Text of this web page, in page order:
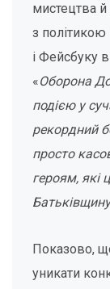
мистецтва й
з політикою
і Фейсбуку
«Оборона
подією у
рекордний
просто
героям, які
Показово,
уникати